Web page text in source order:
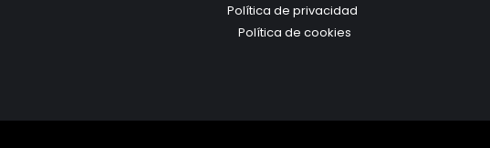
Política de privacidad
Política de cookies